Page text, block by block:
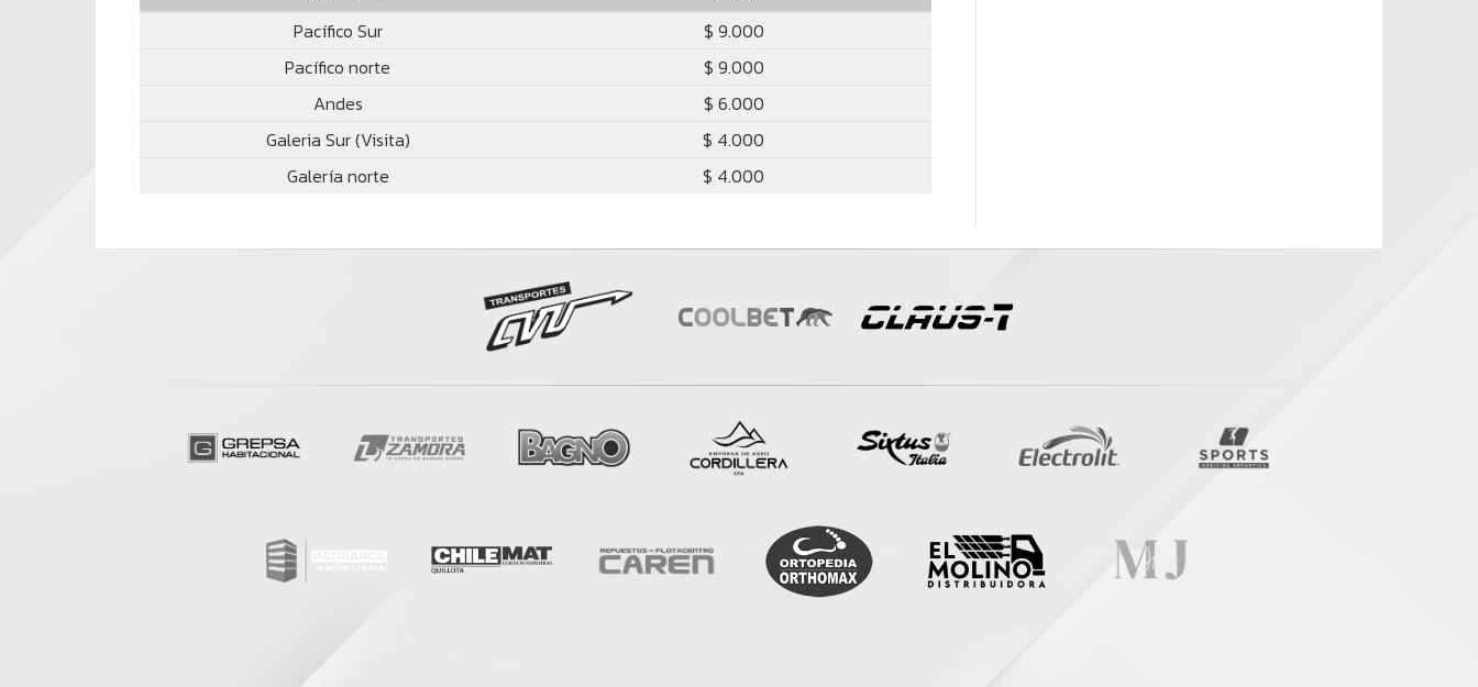
Pacífico Sur
$ 9.000
Pacífico norte
$ 9.000
Andes
$ 6.000
Galeria Sur (Visita)
$ 4.000
Galería norte
$ 4.000